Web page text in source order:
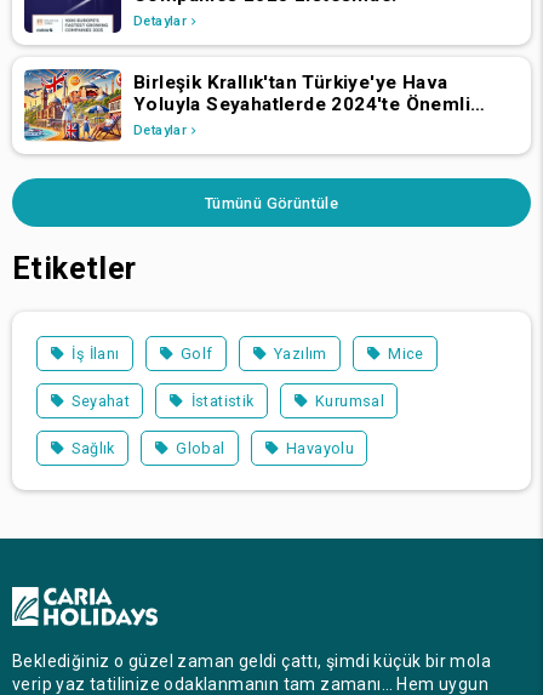
Detaylar
Birleşik Krallık'tan Türkiye'ye Hava
Yoluyla Seyahatlerde 2024'te Önemli
Büyüme
Detaylar
Tümünü Görüntüle
Etiketler
İş İlanı Golf Yazılım Mice
Seyahat İstatistik Kurumsal
Sağlık Global Havayolu
Beklediğiniz o güzel zaman geldi çattı, şimdi küçük bir mola
verip yaz tatilinize odaklanmanın tam zamanı… Hem uygun